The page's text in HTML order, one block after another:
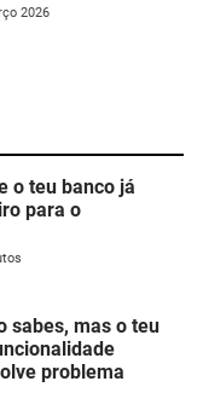
2026
o teu banco já
para o
sabes, mas o teu
problema